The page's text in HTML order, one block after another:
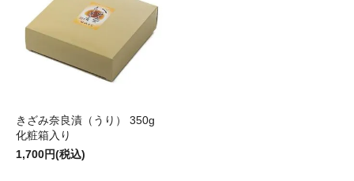
きざみ奈良漬（うり） 350g
化粧箱入り
1,700円(税込)